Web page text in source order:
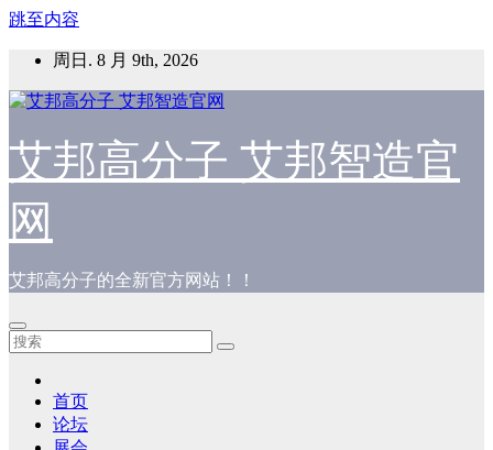
跳至内容
周日. 8 月 9th, 2026
艾邦高分子 艾邦智造官
网
艾邦高分子的全新官方网站！！
首页
论坛